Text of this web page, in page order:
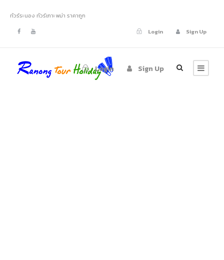
ทัวร์ระนอง ทัวร์เกาะพม่า ราคาถูก
Login
Sign Up
Login Sign Up